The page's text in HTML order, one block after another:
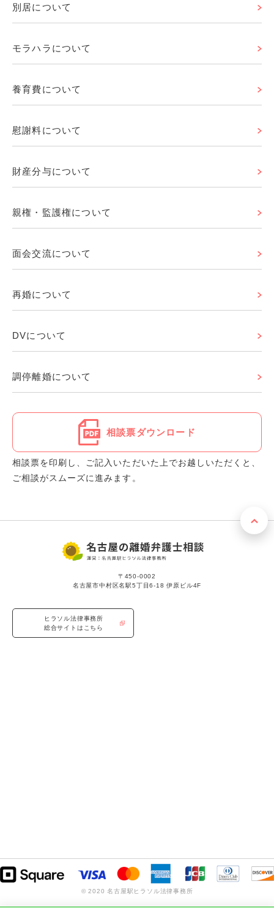
別居について
モラハラについて
養育費について
慰謝料について
財産分与について
親権・監護権について
面会交流について
再婚について
DVについて
調停離婚について
相談票ダウンロード
相談票を印刷し、ご記入いただいた上でお越しいただくと、
ご相談がスムーズに進みます。
〒450-0002
名古屋市中村区名駅5丁目6-18 伊原ビル4F
ヒラソル法律事務所
総合サイトはこちら
© 2020 名古屋駅ヒラソル法律事務所